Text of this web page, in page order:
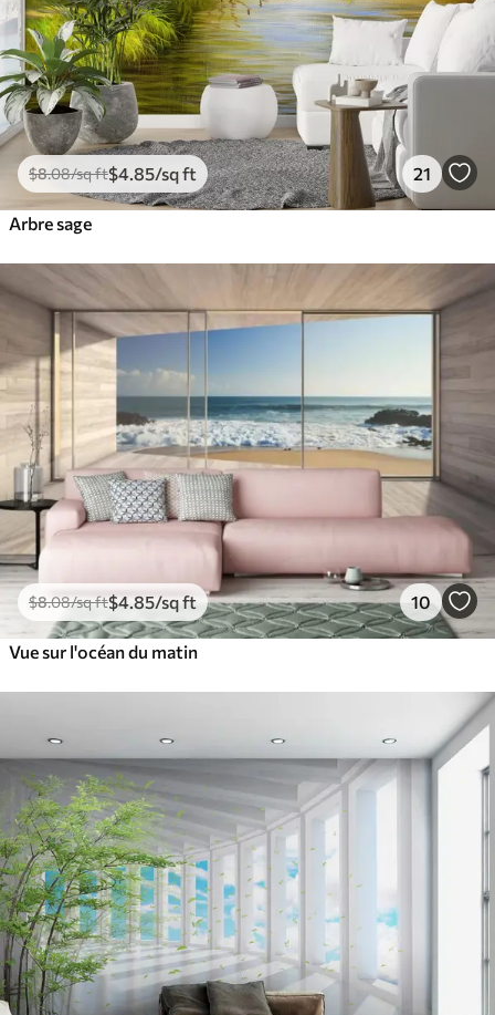
$8.08/sq ft$4 .85/sq ft 21
Arbre sage
$8.08/sq ft$4.85/sq ft 10
Vue sur l'océan du matin